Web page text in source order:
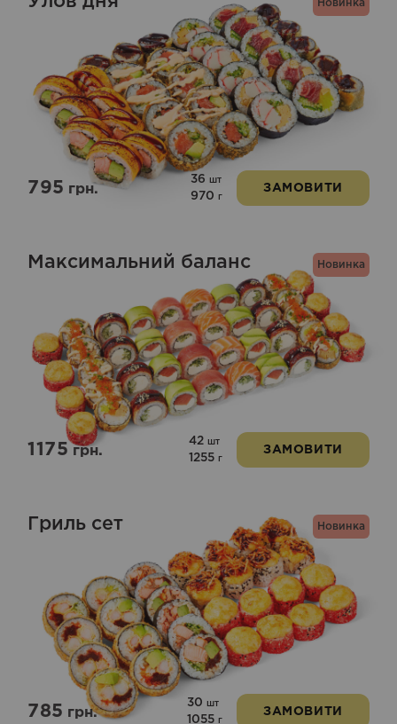
Новинка
795грн.
36 шт
970 г
ЗАМОВИТИ
Новинка
Максимальний баланс
1175грн.
42 шт
1255 г
ЗАМОВИТИ
Новинка
Гриль сет
785грн.
30 шт
1055 г
ЗАМОВИТИ